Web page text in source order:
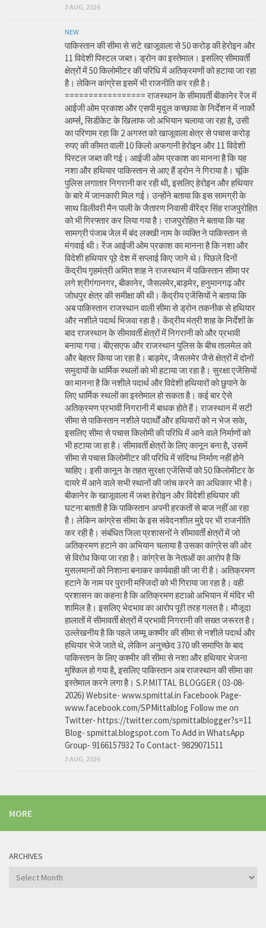
3 AUG, 2026
NEW
पाकिस्तान की सीमा से सटे खाजूवाला से 50 करोड़ की हेरोइन और
11 विदेशी पिस्टल जब्त। ड्रोन का इस्तेमाल। इसलिए सीमावर्ती
क्षेत्रों में 50 किलोमीटर की परिधि में अतिक्रमणों को हटाया जा रहा
है। लेकिन कांग्रेस इसमें भी राजनीति कर रही है।
================= राजस्थान के सीमावर्ती बीकानेर रेंज में
आईजी ओम प्रकाश और एसपी मृदुल कच्छावा के निर्देशन में नार्को
आर्म्स, सिडीकेट के खिलाफ जो अभियान चलाया जा रहा है, उसी
का परिणाम रहा कि 2 अगस्त को खाजूवाला क्षेत्र से पचास करोड़
रुपए की कीमत वाली 10 किलो अफगानी हेरोइन और 11 विदेशी
पिस्टल जब्त की गई। आईजी ओम प्रकाश का मानना है कि यह
नशा और हथियार पाकिस्तान से आए हैं ड्रोन ने गिराया है। चूंकि
पुलिस लगातार निगरानी कर रही थी, इसलिए हेरोइन और हथियार
के बारे में जानकारी मिल गई। उन्होंने बताया कि इस सामग्री के
साथ डिलीवरी मैन पाली के जैतारण निवासी वीरेंद्र सिंह राजपुरोहित
को भी गिरफ्तार कर लिया गया है। राजपुरोहित ने बताया कि यह
सामग्री पंजाब जेल में बंद लक्खी नाम के व्यक्ति ने पाकिस्तान से
मंगवाई थी। रेंज आईजी ओम प्रकाश का मानना है कि नशा और
विदेशी हथियार पूरे देश में सप्लाई किए जाने थे। पिछले दिनों
केंद्रीय गृहमंत्री अमित शाह ने राजस्थान में पाकिस्तान सीमा पर
लगे श्रीगंगानगर, बीकानेर, जैसलमेर,बाड़मेर, हनुमानगढ़ और
जोधपुर क्षेत्र की समीक्षा की थी। केंद्रीय एजेंसियों ने बताया कि
अब पाकिस्तान राजस्थान वाली सीमा से ड्रोन तकनीक से हथियार
और नशीले पदार्थ भिजवा रहा है। केंद्रीय मंत्री शाह के निर्देशों के
बाद राजस्थान के सीमावर्ती क्षेत्रों में निगरानी को और प्रभावी
बनाया गया। बीएसएफ और राजस्थान पुलिस के बीच तालमेल को
और बेहतर किया जा रहा है। बाड़मेर, जैसलमेर जैसे क्षेत्रों में दोनों
समुदायों के धार्मिक स्थलों को भी हटाया जा रहा है। सुरक्षा एजेंसियों
का मानना है कि नशीले पदार्थ और विदेशी हथियारों को छुपाने के
लिए धार्मिक स्थलों का इस्तेमाल हो सकता है। कई बार ऐसे
अतिक्रमण प्रभावी निगरानी में बाधक होते हैं। राजस्थान में सटी
सीमा से पाकिस्तान नशीले पदार्थों और हथियारों को न भेज सके,
इसलिए सीमा से पचास किलोमी की परिधि में आने वाले निर्माणों को
भी हटाया जा हा है। सीमावर्ती क्षेत्रों के लिए कानून बना है, उसमें
सीमा से पचास किलोमीटर की परिधि में संदिग्ध निर्माण नहीं होने
चाहिए। इसी कानून के तहत सुरक्षा एजेंसियों को 50 किलोमीटर के
दायरे में आने वाले सभी स्थानों की जांच करने का अधिकार भी है।
बीकानेर के खाजूवाला में जब्त हेरोइन और विदेशी हथियार की
घटना बताती है कि पाकिस्तान अपनी हरकतों से बाज नहीं आ रहा
है। लेकिन कांग्रेस सीमा के इस संवेदनशील मुद्दे पर भी राजनीति
कर रही है। संबंधित जिला प्रशासनों ने सीमावर्ती क्षेत्रों में जो
अतिक्रमण हटाने का अभियान चलाया है उसका कांग्रेस की ओर
से विरोध किया जा रहा है। कांग्रेस के नेताओं का आरोप है कि
मुसलमानों को निशाना बनाकर कार्यवाही की जा री है। अतिक्रमण
हटाने के नाम पर पुरानी मस्जिदों को भी गिराया जा रहा है। वही
प्रशासन का कहना है कि अतिक्रमण हटाओ अभियान में मंदिर भी
शामिल है। इसलिए भेदभाव का आरोप पूरी तरह गलत है। मौजूदा
हालातों में सीमावर्ती क्षेत्रों में प्रभावी निगरानी की सख्त जरूरत है।
उल्लेखनीय है कि पहले जम्मू कश्मीर की सीमा से नशीले पदार्थ और
हथियार भेजे जाते थे, लेकिन अनुच्छेद 370 की समाप्ति के बाद
पाकिस्तान के लिए कश्मीर की सीमा से नशा और हथियार भेजना
मुश्किल हो गया है, इसलिए पाकिस्तान अब राजस्थान की सीमा का
इस्तेमाल करने लगा है। S.P.MITTAL BLOGGER ( 03-08-
2026) Website- www.spmittal.in Facebook Page-
www.facebook.com/SPMittalblog Follow me on
Twitter- https://twitter.com/spmittalblogger?s=11
Blog- spmittal.blogspot.com To Add in WhatsApp
Group- 9166157932 To Contact- 9829071511
3 AUG, 2026
MORE
ARCHIVES
Archives